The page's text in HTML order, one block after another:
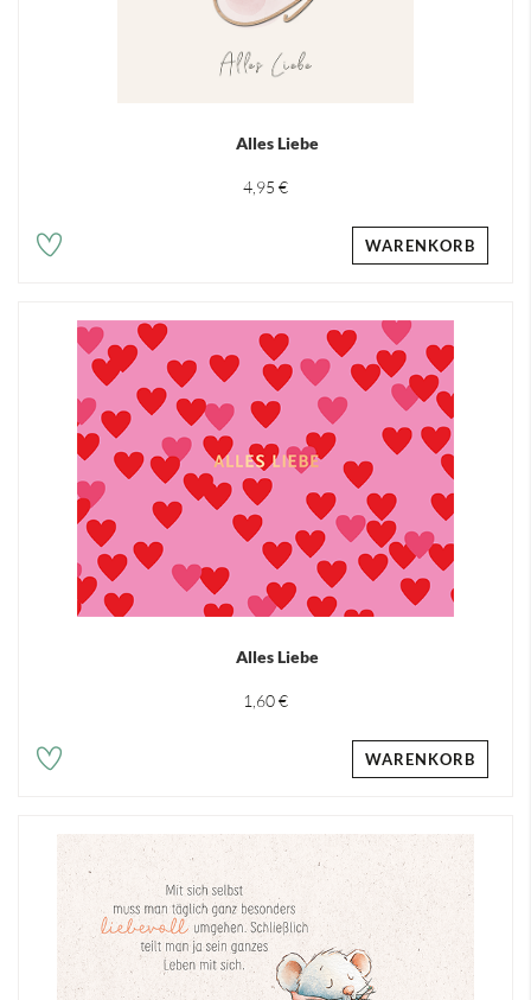
Alles Liebe
4,95 €
WARENKORB
Alles Liebe
1,60 €
WARENKORB